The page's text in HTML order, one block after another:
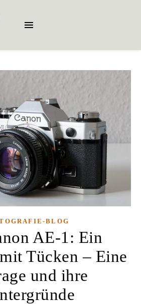
BLOG
AE-1: Ein
Tücken – Eine
und ihre